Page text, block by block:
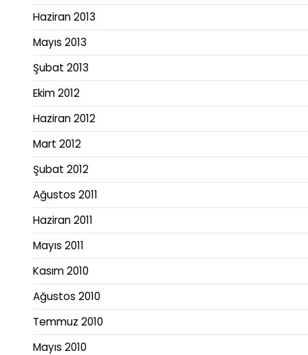
Haziran 2013
Mayıs 2013
Şubat 2013
Ekim 2012
Haziran 2012
Mart 2012
Şubat 2012
Ağustos 2011
Haziran 2011
Mayıs 2011
Kasım 2010
Ağustos 2010
Temmuz 2010
Mayıs 2010